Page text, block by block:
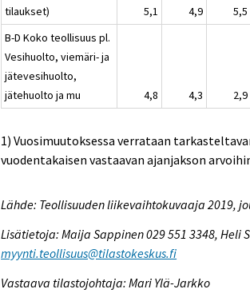
tilaukset)
5,1 4,9 5,5
B-D Koko teollisuus pl.
Vesihuolto, viemäri- ja
jätevesihuolto,
jätehuolto ja mu
4,8 4,3 2,9
1) Vuosimuutoksessa verrataan
vuodentakaisen vastaavan ajanjakson
Lähde: Teollisuuden liikevaihtokuvaaja 2019,
Lisätietoja: Maija Sappinen 029 551 3348, Heli
myynti.teollisuus@tilastokeskus.fi
Vastaava tilastojohtaja: Mari Ylä-Jarkko